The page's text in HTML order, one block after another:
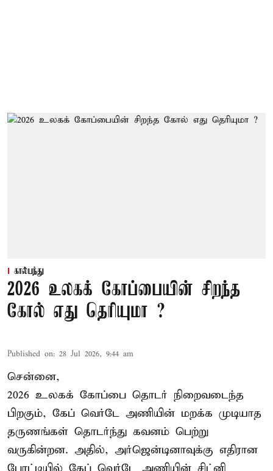
கால்பந்து
2026 உலகக் கோப்பையின் சிறந்த
கோல் எது தெரியுமா ?
Published on: 28 Jul 2026, 9:44 am
சென்னை,
2026 உலகக் கோப்பை தொடர் நிறைவடைந்த
பிறகும், கேப் வெர்டே அணியின் மறக்க முடியாத
தருணங்கள் தொடர்ந்து கவனம் பெற்று
வருகின்றன. அதில், அர்ஜென்டினாவுக்கு எதிரான
போட்டியில் கேப் வெர்டே அணியின் சிட்னி